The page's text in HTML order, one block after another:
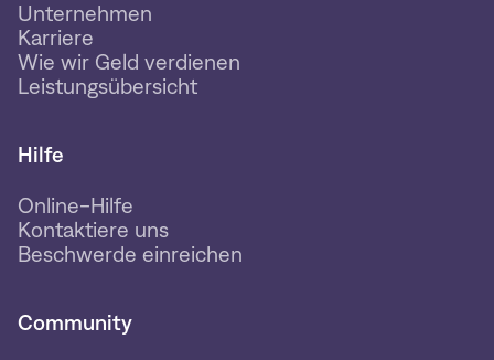
Unternehmen
Karriere
Wie wir Geld verdienen
Leistungsübersicht
Hilfe
Online-Hilfe
Kontaktiere uns
Beschwerde einreichen
Community